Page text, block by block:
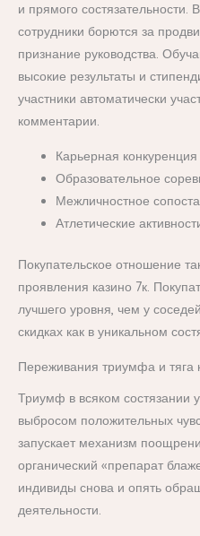
и прямого состязательности.
сотрудники борются за
признание руководства.
высокие результаты и
участники автоматически
комментарии.
Карьерная
Образовательное
Межличностное
Атлетические
Покупательское отношение
проявления казино 7к.
лучшего уровня, чем у
скидках как в уникальном
Переживания триумфа и тяга
Триумф в всяком состязании
выбросом положительных
запускает механизм
органический «препарат
индивиды снова и опять
деятельности.